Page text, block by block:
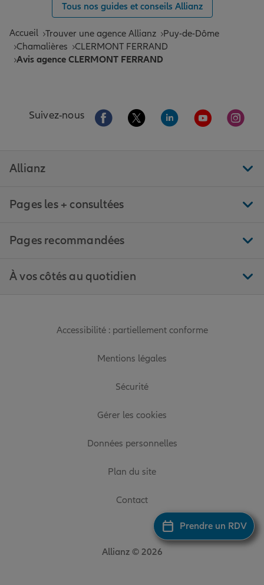
Prendre un RDV
Tous nos guides et conseils Allianz
Accueil Trouver une agence Allianz
Puy-de-Dôme
Chamalières
CLERMONT FERRAND
Avis agence CLERMONT FERRAND
Suivez-nous Aller sur la page Facebook de Allianz
Aller sur la page Twitter de
Aller sur la page
Aller sur la
Aller
Allianz
Pages les + consultées
Pages recommandées
À vos côtés au quotidien
Accessibilité : partiellement conforme
Mentions légales
Sécurité
Gérer les cookies
Données personnelles
Plan du site
Contact
Allianz © 2026